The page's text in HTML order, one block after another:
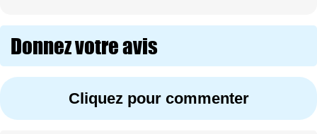
Donnez votre avis
Cliquez pour commenter